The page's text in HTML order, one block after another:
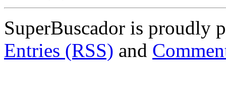
SuperBuscador is proudly
Entries (RSS) and